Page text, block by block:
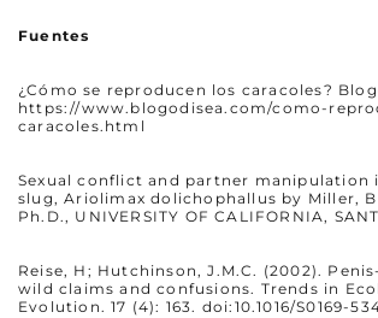
Fuentes
¿Cómo se reproducen los caracoles?
https://www.blogodisea.com/como-
caracoles.html
Sexual conflict and partner manipulation
slug, Ariolimax dolichophallus by Miller,
Ph.D., UNIVERSITY OF CALIFORNIA,
Reise, H; Hutchinson, J.M.C. (2002).
wild claims and confusions. Trends in
Evolution. 17 (4): 163. doi:10.1016/S0169-